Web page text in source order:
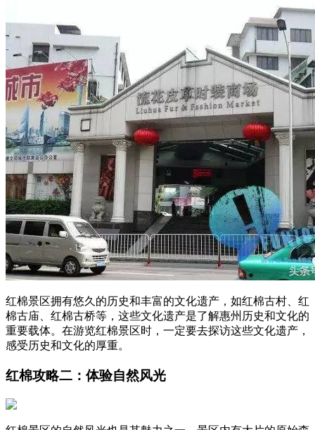
红棉景区拥有悠久的历史和丰富的文化遗产，如红棉古村、红
棉古庙、红棉古桥等，这些文化遗产是了解惠州历史和文化的
重要载体。在游览红棉景区时，一定要去探访这些文化遗产，
感受历史和文化的厚重。
红棉攻略二：体验自然风光